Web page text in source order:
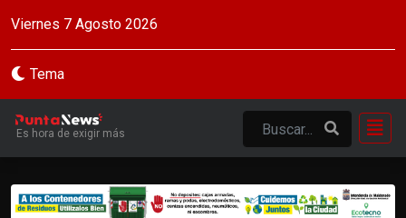
Viernes 7 Agosto 2026
Tema
Es hora de exigir más